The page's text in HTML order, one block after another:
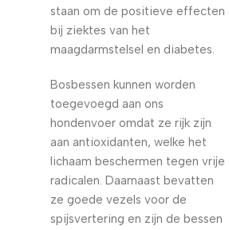
staan om de positieve effecten
bij ziektes van het
maagdarmstelsel en diabetes.
Bosbessen kunnen worden
toegevoegd aan ons
hondenvoer omdat ze rijk zijn
aan antioxidanten, welke het
lichaam beschermen tegen vrije
radicalen. Daarnaast bevatten
ze goede vezels voor de
spijsvertering en zijn de bessen